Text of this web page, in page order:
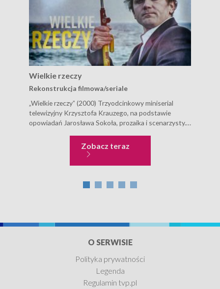
Wielkie rzeczy
Rekonstrukcja filmowa/seriale
„Wielkie rzeczy” (2000) Trzyodcinkowy miniserial
telewizyjny Krzysztofa Krauzego, na podstawie
opowiadań Jarosława Sokoła, prozaika i scenarzysty.
innemu fetyszowi cywilizacji końca XX wieku:
telewizorowi, samochodowi oraz telefonowi
Zobacz terazWielkie rzeczy
O SERWISIE
Polityka prywatności
Legenda
Regulamin tvp.pl